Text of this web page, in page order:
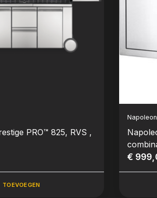
PRO™ 825, RVS ,
TOEVOEGEN
Napoleon
€